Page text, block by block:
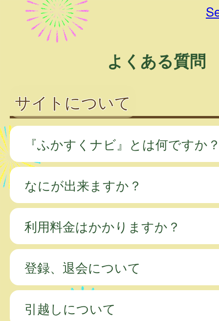
よくある質問
サイトについて
『ふかすくナビ』とは何ですか
なにが出来ますか？
利用料金はかかりますか？
登録、退会について
引越しについて